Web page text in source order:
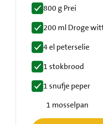
800 g Prei
200 ml Droge
4 el peterselie
1 stokbrood
1 snufje peper
1 mosselpan